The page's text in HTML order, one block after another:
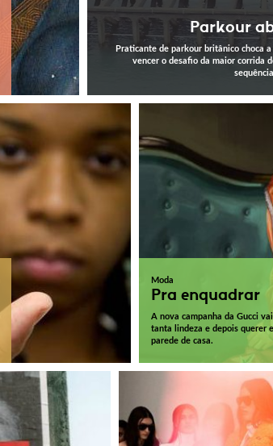
Parkour
Praticante de parkour britânico choca
vencer o desafio da maior corrida
Moda
Pra enquadrar
A nova campanha da Gucci
tanta lindeza e depois querer
parede de casa.